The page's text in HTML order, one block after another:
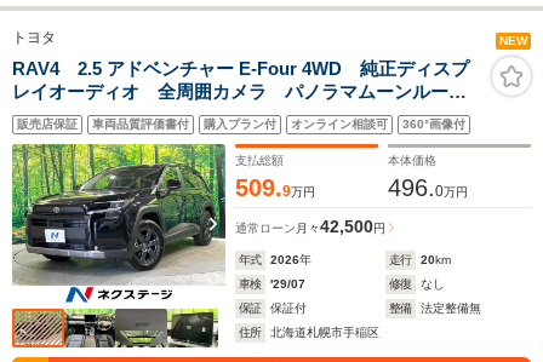
トヨタ NEW
RAV4 2.5 アドベンチャー E-Four 4WD 純正ディスプ
レイオーディオ 全周囲カメラ パノラマムーンルー
フ ルーフレール セーフティーセンス レーダークル
ーズ ワイヤレス充電 パワーバックドア パワーシー
ト シートヒーター
販売店保証 車両品質評価書付 購入プラン付 オンライン相談可 360°画像付
支払総額
509.9万円
本体価格
496.0万円
通常ローン 月々42,500円
年式 2026年 走行 20km
車検
'29/07 修復
なし
保証
保証付 整備
法定整備無
住所
北海道札幌市手稲区